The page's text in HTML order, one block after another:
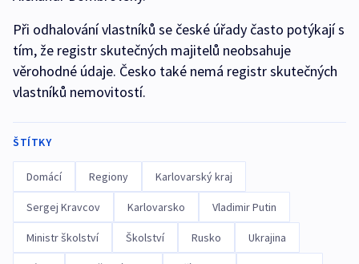
Při odhalování vlastníků se české úřady často potýkají s
tím, že registr skutečných majitelů neobsahuje
věrohodné údaje. Česko také nemá registr skutečných
vlastníků nemovitostí.
ŠTÍTKY
Domácí Regiony Karlovarský kraj
Sergej Kravcov Karlovarsko Vladimir Putin
Ministr školství Školství Rusko Ukrajina